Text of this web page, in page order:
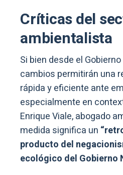
Críticas del
ambientalista
Si bien desde el
cambios permitirán una
rápida y eficiente ante
especialmente en
Enrique Viale, abogado
medida significa un
producto del
ecológico del Gobierno